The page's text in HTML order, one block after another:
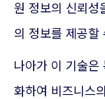
원 정보의 신뢰성
의 정보를 제공할
나아가 이 기술은
화하여 비즈니스